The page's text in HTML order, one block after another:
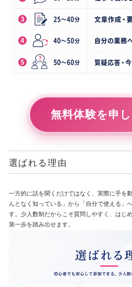
無料体験を申
選ばれる理由
一方的に話を聞くだけではなく、実際に手を
んとなく知っている」から「自分で使える」
す。少人数制だからこそ質問しやすく、はじ
第一歩を踏み出せます。